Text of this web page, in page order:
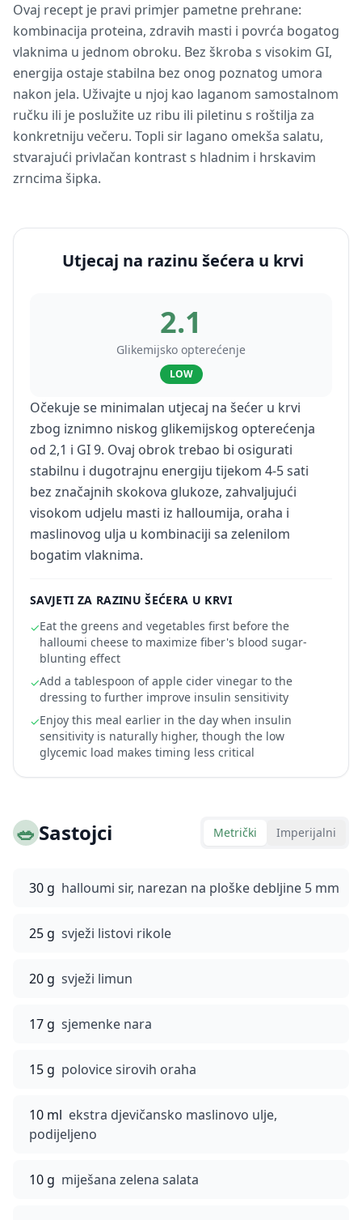
Ovaj recept je pravi primjer pametne prehrane:
kombinacija proteina, zdravih masti i povrća bogatog
vlaknima u jednom obroku. Bez škroba s visokim GI,
energija ostaje stabilna bez onog poznatog umora
nakon jela. Uživajte u njoj kao laganom samostalnom
ručku ili je poslužite uz ribu ili piletinu s roštilja za
konkretniju večeru. Topli sir lagano omekša salatu,
stvarajući privlačan kontrast s hladnim i hrskavim
zrncima šipka.
Utjecaj na razinu šećera u krvi
2.1
Glikemijsko opterećenje
LOW
Očekuje se minimalan utjecaj na šećer u krvi
zbog iznimno niskog glikemijskog opterećenja
od 2,1 i GI 9. Ovaj obrok trebao bi osigurati
stabilnu i dugotrajnu energiju tijekom 4-5 sati
bez značajnih skokova glukoze, zahvaljujući
visokom udjelu masti iz halloumija, oraha i
maslinovog ulja u kombinaciji sa zelenilom
bogatim vlaknima.
SAVJETI ZA RAZINU ŠEĆERA U KRVI
✓Eat the greens and vegetables first before the
halloumi cheese to maximize fiber's blood sugar-
blunting effect
✓Add a tablespoon of apple cider vinegar to the
dressing to further improve insulin sensitivity
✓Enjoy this meal earlier in the day when insulin
sensitivity is naturally higher, though the low
glycemic load makes timing less critical
🥗Sastojci Metrički Imperijalni
30 g halloumi sir, narezan na ploške debljine 5 mm
25 g svježi listovi rikole
20 g svježi limun
17 g sjemenke nara
15 g polovice sirovih oraha
10 ml ekstra djevičansko maslinovo ulje,
podijeljeno
10 g miješana zelena salata